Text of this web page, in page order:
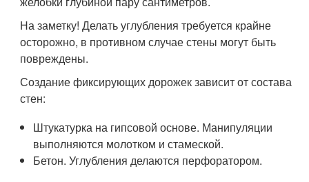
На заметку! Делать углубления требуется крайне
осторожно, в противном случае стены могут быть
повреждены.
Создание фиксирующих дорожек зависит от состава
стен:
Штукатурка на гипсовой основе. Манипуляции
выполняются молотком и стамеской.
Бетон. Углубления делаются перфоратором.